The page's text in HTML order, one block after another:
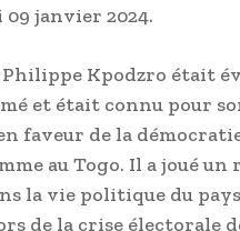
janvier 2024.
Kpodzro était
et était connu pour
faveur de la
au Togo. Il a joué un
la vie politique du
de la crise électorale